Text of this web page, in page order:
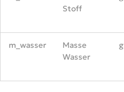
Stoff
m_wasser
Masse
Wasser
g